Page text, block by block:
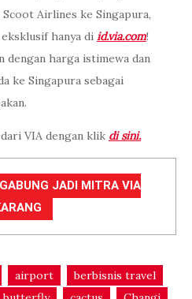
Airlines ke Singapura,
hanya di id.via.com!
dengan harga istimewa dan
ke Singapura sebagai
VIA dengan klik di sini.
JADI MITRA VIA
airport
berbisnis travel